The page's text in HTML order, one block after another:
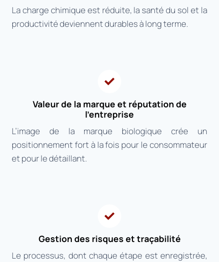
La charge chimique est réduite, la santé du sol et la
productivité deviennent durables à long terme.
Valeur de la marque et réputation de
l’entreprise
L’image de la marque biologique crée un
positionnement fort à la fois pour le consommateur
et pour le détaillant.
Gestion des risques et traçabilité
Le processus, dont chaque étape est enregistrée,